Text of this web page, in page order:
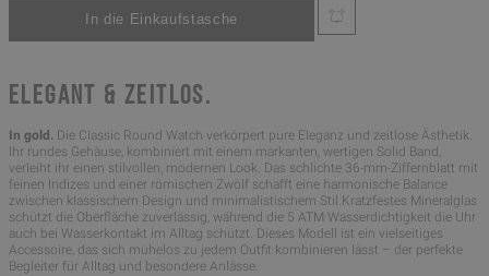
ELEGANT & ZEITLOS.
In gold. Die Classic Round Watch verkörpert pure Eleganz und zeitlose Ästhetik.
Ihr rundes Gehäuse, kombiniert mit einem markanten, wertigen Solid Band,
verleiht ihr einen stilvollen, modernen Look. Das schlichte 36-mm-Ziffernblatt mit
feinen Indizes und einer römischen Zwölf schafft eine harmonische Balance
zwischen klassischem Design und minimalistischem Stil.Kratzfestes Mineralglas
schützt die Oberfläche zuverlässig, während die 5 ATM Wasserdichtigkeit die Uhr
auch bei Wasserkontakt im Alltag schützt. Dieses Modell ist ein vielseitiges
Accessoire, das sich mühelos zu jedem Outfit kombinieren lässt – der perfekte
Begleiter für Alltag und besondere Anlässe.